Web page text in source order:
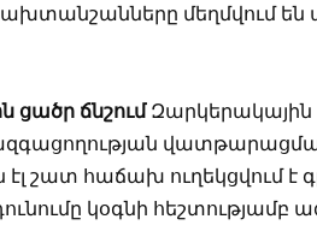
մեղմվում են
ցածր ճնշումԶարկերակային
շատ հաճախ ուղեկցվում է
կօգնի հեշտությամբ